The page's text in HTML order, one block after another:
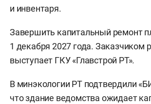
и инвентаря.
Завершить капитальный ремонт
1 декабря 2027 года. Заказчиком
выступает ГКУ «Главстрой РТ».
В минэкологии РТ подтвердили
что здание ведомства ожидает